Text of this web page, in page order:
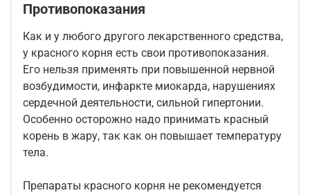
Противопоказания
Как и у любого другого лекарственного средства,
у красного корня есть свои противопоказания.
Его нельзя применять при повышенной нервной
возбудимости, инфаркте миокарда, нарушениях
сердечной деятельности, сильной гипертонии.
Особенно осторожно надо принимать красный
корень в жару, так как он повышает температуру
тела.
Препараты красного корня не рекомендуется